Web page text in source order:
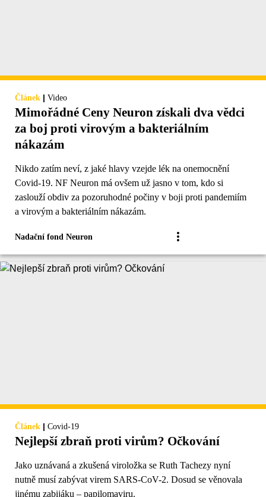
Článek | Video
Mimořádné Ceny Neuron získali dva vědci
za boj proti virovým a bakteriálním
nákazám
Nikdo zatím neví, z jaké hlavy vzejde lék na onemocnění
Covid-19. NF Neuron má ovšem už jasno v tom, kdo si
zaslouží obdiv za pozoruhodné počiny v boji proti pandemiím
a virovým a bakteriálním nákazám.
Nadační fond Neuron
Článek | Covid-19
Nejlepší zbraň proti virům? Očkování
Jako uznávaná a zkušená viroložka se Ruth Tachezy nyní
nutně musí zabývat virem SARS-CoV-2. Dosud se věnovala
jinému zabijáku – papilomaviru.